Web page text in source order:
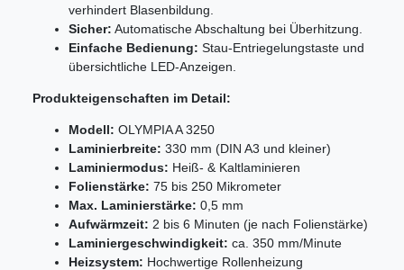
verhindert Blasenbildung.
Sicher: Automatische Abschaltung bei Überhitzung.
Einfache Bedienung: Stau-Entriegelungstaste und
übersichtliche LED-Anzeigen.
Produkteigenschaften im Detail:
Modell: OLYMPIA A 3250
Laminierbreite: 330 mm (DIN A3 und kleiner)
Laminiermodus: Heiß- & Kaltlaminieren
Folienstärke: 75 bis 250 Mikrometer
Max. Laminierstärke: 0,5 mm
Aufwärmzeit: 2 bis 6 Minuten (je nach Folienstärke)
Laminiergeschwindigkeit: ca. 350 mm/Minute
Heizsystem: Hochwertige Rollenheizung